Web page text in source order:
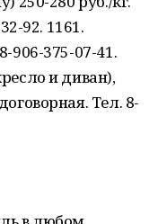
92. 1161.
906-375-07-41.
и диван),
Тел. 8-